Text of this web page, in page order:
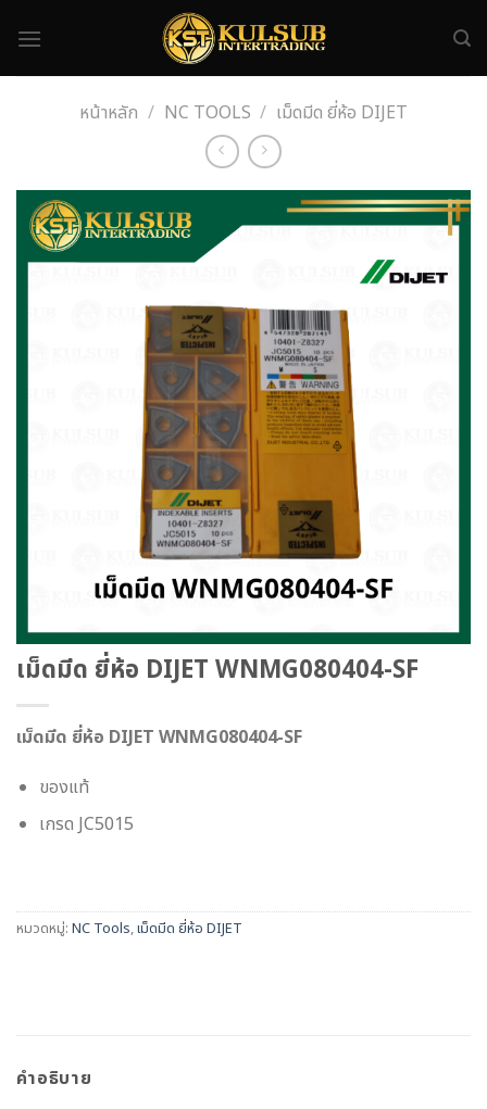
หน้าหลัก / NC TOOLS / เม็ดมีด ยี่ห้อ DIJET
เม็ดมีด ยี่ห้อ DIJET WNMG080404-SF
เม็ดมีด ยี่ห้อ DIJET WNMG080404-SF
ของแท้
เกรด JC5015
หมวดหมู่: NC Tools,เม็ดมีด ยี่ห้อ DIJET
คำอธิบาย